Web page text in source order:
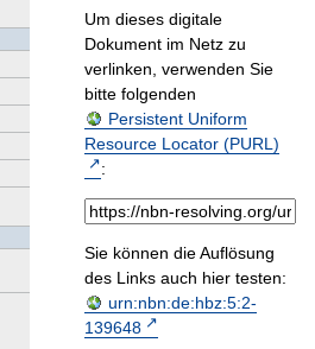
Um dieses digitale
Dokument im Netz zu
verlinken, verwenden Sie
bitte folgenden
Persistent Uniform
Resource Locator (PURL)
:
Sie können die Auflösung
des Links auch hier testen:
urn:nbn:de:hbz:5:2-
139648